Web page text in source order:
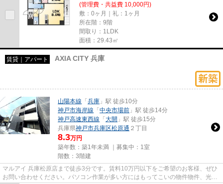
(管理費・共益費 10,000円)
敷：0ヶ月｜礼：1ヶ月
所在階：9階
間取り：1LDK
面積：29.43㎡
賃貸｜アパート AXIA CITY 兵庫
山陽本線 「 兵庫 」駅 徒歩10分
神戸市海岸線 「 中央市場前 」駅 徒歩14分
神戸高速東西線 「 大開 」駅 徒歩15分
兵庫県神戸市兵庫区松原通 ２丁目
8.3万円
築年数：築1年未満 ｜募集中： 1室
階数：3階建
マルアイ 兵庫松原店まで徒歩3分です。賃料10万円以下をご希望のお客様、ぜひ
お問い合わせください。パソコン作業が多い方にはもってこいの物件物件、光回